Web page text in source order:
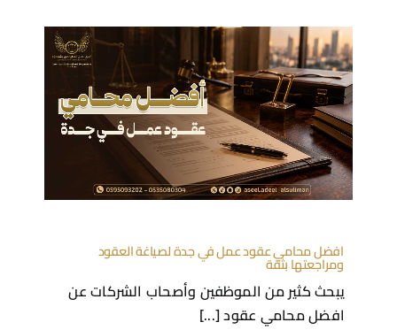
افضل محامي عقود عمل في جدة لصياغة العقود
ومراجعتها بثقة
يبحث كثير من الموظفين وأصحاب الشركات عن
افضل محامي عقود [...]